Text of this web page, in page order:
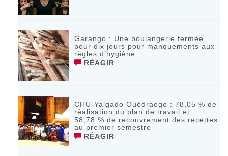
Garango : Une boulangerie fermée
pour dix jours pour manquements aux
règles d’hygiène
RÉAGIR
CHU-Yalgado Ouédraogo : 78,05 % de
réalisation du plan de travail et
58,78 % de recouvrement des recettes
au premier semestre
RÉAGIR